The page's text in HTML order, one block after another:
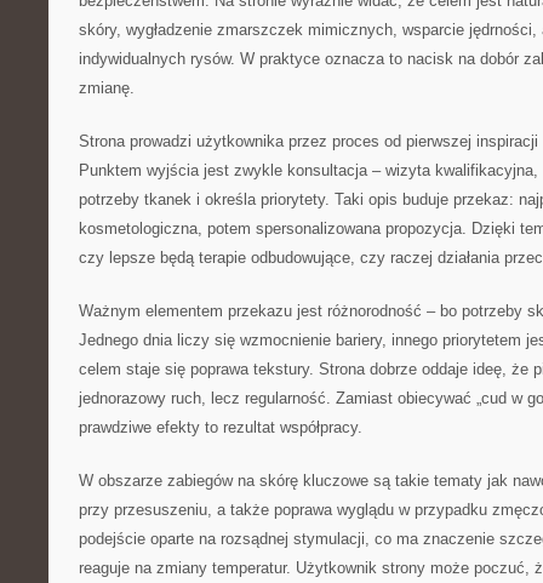
skóry, wygładzenie zmarszczek mimicznych, wsparcie
indywidualnych rysów. W praktyce oznacza to nacisk na dobór
zmianę.
Strona prowadzi użytkownika przez proces od pierwszej
Punktem wyjścia jest zwykle konsultacja – wizyta
potrzeby tkanek i określa priorytety. Taki opis buduje przekaz:
kosmetologiczna, potem spersonalizowana propozycja. Dzięki
czy lepsze będą terapie odbudowujące, czy raczej działania
Ważnym elementem przekazu jest różnorodność – bo potrzeby
Jednego dnia liczy się wzmocnienie bariery, innego priorytetem
celem staje się poprawa tekstury. Strona dobrze oddaje ideę, że
jednorazowy ruch, lecz regularność. Zamiast obiecywać „cud w
prawdziwe efekty to rezultat współpracy.
W obszarze zabiegów na skórę kluczowe są takie tematy jak
przy przesuszeniu, a także poprawa wyglądu w przypadku
podejście oparte na rozsądnej stymulacji, co ma znaczenie
reaguje na zmiany temperatur. Użytkownik strony może poczuć,